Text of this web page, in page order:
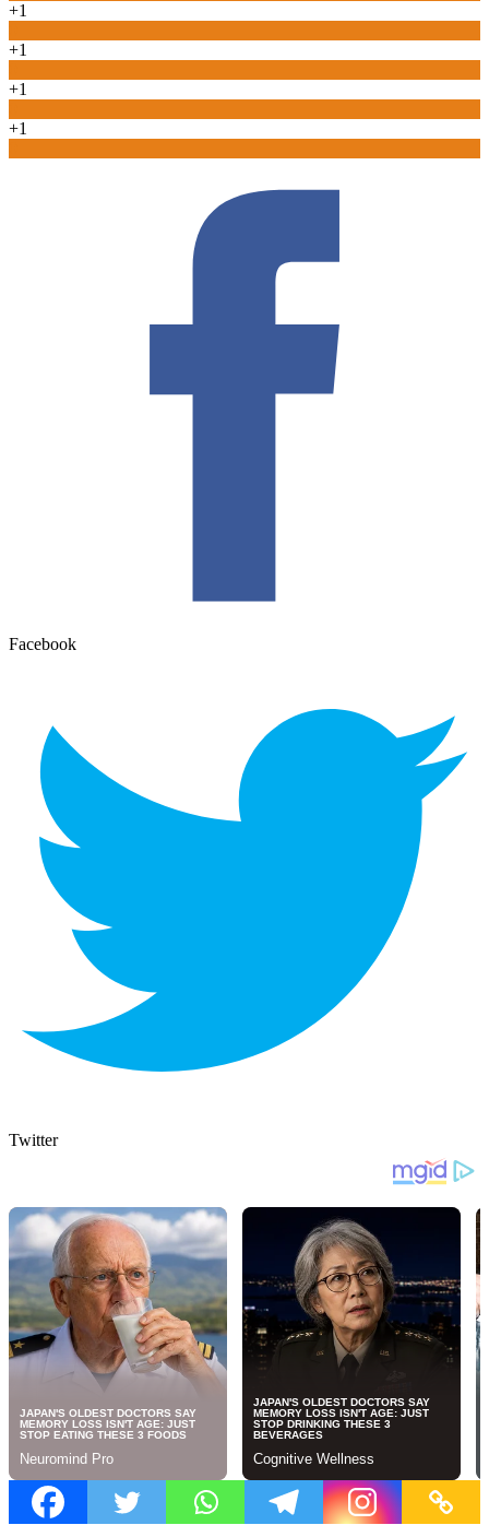
+1
+1
+1
+1
Facebook
Twitter